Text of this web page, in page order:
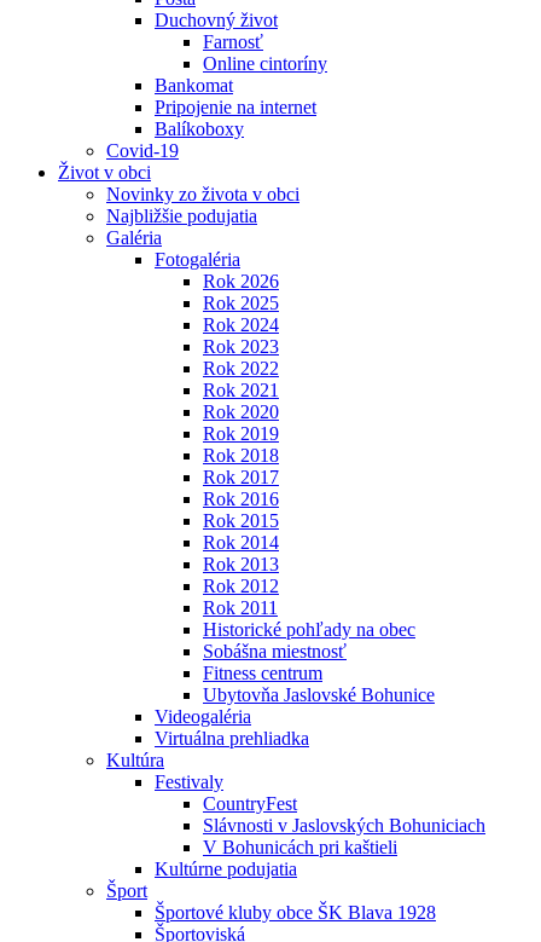
Duchovný život
Farnosť
Online cintoríny
Bankomat
Pripojenie na internet
Balíkoboxy
Covid-19
Život v obci
Novinky zo života v obci
Najbližšie podujatia
Galéria
Fotogaléria
Rok 2026
Rok 2025
Rok 2024
Rok 2023
Rok 2022
Rok 2021
Rok 2020
Rok 2019
Rok 2018
Rok 2017
Rok 2016
Rok 2015
Rok 2014
Rok 2013
Rok 2012
Rok 2011
Historické pohľady na obec
Sobášna miestnosť
Fitness centrum
Ubytovňa Jaslovské Bohunice
Videogaléria
Virtuálna prehliadka
Kultúra
Festivaly
CountryFest
Slávnosti v Jaslovských Bohuniciach
V Bohunicách pri kaštieli
Kultúrne podujatia
Šport
Športové kluby obce ŠK Blava 1928
Športoviská